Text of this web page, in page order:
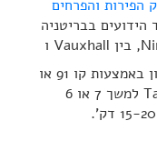
הפירות והפרחים
בבריטניה
הגעה: הגעה מהמלון באמצעות קו 91 או